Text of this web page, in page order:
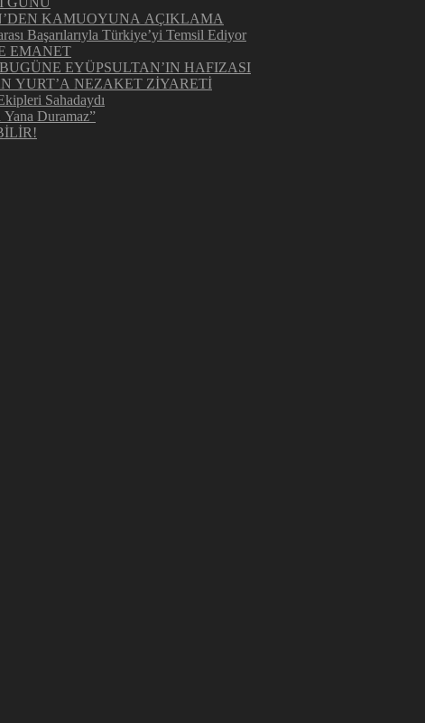
KAMUOYUNA AÇIKLAMA
Başarılarıyla Türkiye’yi Temsil Ediyor
EMANET
EYÜPSULTAN’IN HAFIZASI
YURT’A NEZAKET ZİYARETİ
Sahadaydı
Duramaz”